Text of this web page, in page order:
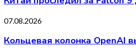
07.08.2026
Кольцевая колонка OpenAI